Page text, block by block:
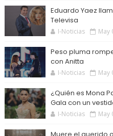
Eduardo Yaez
Televisa
I-Noticias May
Peso pluma
con Anitta
I-Noticias May
¿Quién es Mona
Gala con un
I-Noticias May